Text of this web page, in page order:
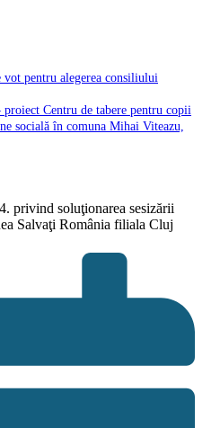
vot pentru alegerea consiliului
Centru de tabere pentru copii
socială în comuna Mihai Viteazu,
privind soluţionarea sesizării
Salvaţi România filiala Cluj